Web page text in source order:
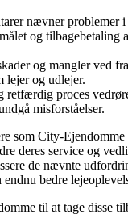
nævner problemer i
og tilbagebetaling
og mangler ved
lejer og udlejer.
retfærdig proces
misforståelser.
som City-
deres service og
de nævnte
bedre
til at tage disse